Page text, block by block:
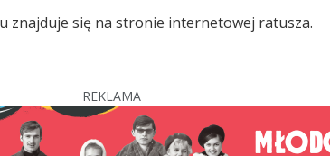
znajduje się na stronie internetowej ratusza.
REKLAMA